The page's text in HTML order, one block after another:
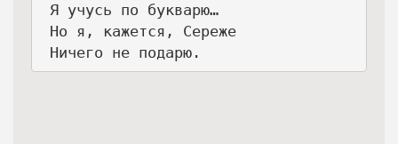
Ничего не подарю.